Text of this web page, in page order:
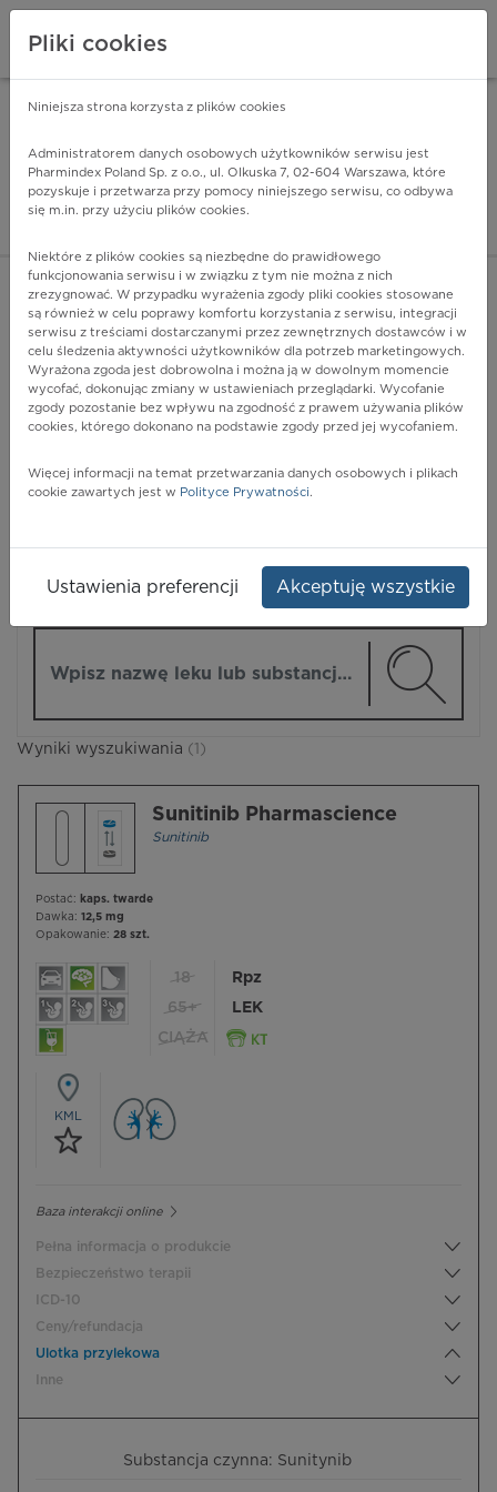
Pharmindex - lider
ZALOGUJ SIĘ
POKAŻ FILTRY
Pharmindex
Wyniki wyszukiwania (1)
Sunitinib Pharmascience
Sunitinib
Postać: kaps. twarde
Dawka: 12,5 mg
Opakowanie: 28 szt.
18
65+
CIĄŻA
Rpz
LEK
KML
Baza interakcji online
Pełna informacja o produkcie
Bezpieczeństwo terapii
ICD-10
Ceny/refundacja
Ulotka przylekowa
Inne
Substancja czynna: Sunitynib
Pliki cookies
Niniejsza strona korzysta z plików cookies
Administratorem danych osobowych użytkowników serwisu jest
Pharmindex Poland Sp. z o.o., ul. Olkuska 7, 02-604 Warszawa, które
pozyskuje i przetwarza przy pomocy niniejszego serwisu, co odbywa
się m.in. przy użyciu plików cookies.
Niektóre z plików cookies są niezbędne do prawidłowego
funkcjonowania serwisu i w związku z tym nie można z nich
zrezygnować. W przypadku wyrażenia zgody pliki cookies stosowane
są również w celu poprawy komfortu korzystania z serwisu, integracji
serwisu z treściami dostarczanymi przez zewnętrznych dostawców i w
celu śledzenia aktywności użytkowników dla potrzeb marketingowych.
Wyrażona zgoda jest dobrowolna i można ją w dowolnym momencie
wycofać, dokonując zmiany w ustawieniach przeglądarki. Wycofanie
zgody pozostanie bez wpływu na zgodność z prawem używania plików
cookies, którego dokonano na podstawie zgody przed jej wycofaniem.
Więcej informacji na temat przetwarzania danych osobowych i plikach
cookie zawartych jest w Polityce Prywatności.
Ustawienia preferencji Akceptuję wszystkie
ZA DARMO - w Google Play INSTALUJ